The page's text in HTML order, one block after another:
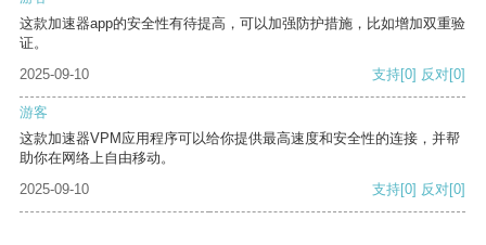
这款加速器app的安全性有待提高，可以加强防护措施，比如增加双重验
证。
2025-09-10
支持[0] 反对[0]
游客
这款加速器VPM应用程序可以给你提供最高速度和安全性的连接，并帮
助你在网络上自由移动。
2025-09-10
支持[0] 反对[0]